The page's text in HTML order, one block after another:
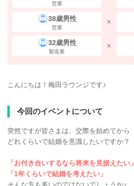
営業
38歳男性
営業
32歳男性
製造業
こんにちは！梅田ラウンジです♪
今回のイベントについて
突然ですが皆さまは、交際を始めてから
どれくらいで結婚を意識したいですか？
「お付き合いするなら将来を見据えたい」
「1年くらいで結婚を考えたい」